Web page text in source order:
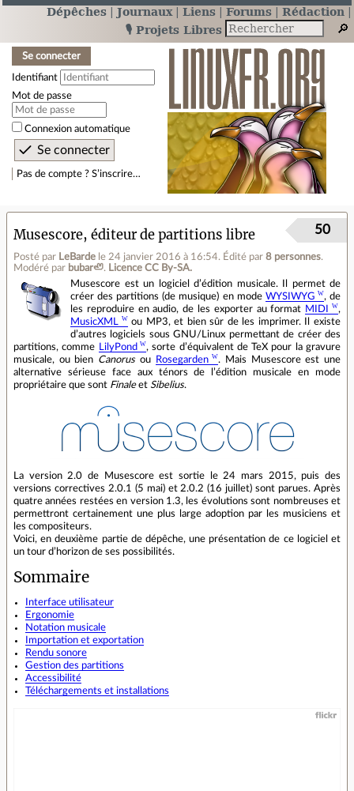
Dépêches Journaux Liens Forums
Rédaction
🎙️ Projets Libres
Se connecter
Identifiant
Mot de passe
Connexion automatique
Pas de compte ? S’inscrire…
Musescore, éditeur de partitions libre
Posté par LeBarde le 24 janvier 2016 à 16:54. Édité par 8 personnes.
Modéré par bubar🦥. Licence CC By‑SA.
50
Musescore est un logiciel d’édition musicale. Il permet de
créer des partitions (de musique) en mode WYSIWYG
, de
les reproduire en audio, de les exporter au format MIDI
,
MusicXML
ou MP3, et bien sûr de les imprimer. Il existe
d’autres logiciels sous GNU/Linux permettant de créer des
partitions, comme
LilyPond
, sorte d’équivalent de TeX pour la gravure
musicale, ou bien Canorusou Rosegarden
. Mais Musescore est une
alternative sérieuse face aux ténors de l’édition musicale en mode
propriétaire que sont Finaleet Sibelius.
La version 2.0 de Musescore est sortie le 24 mars 2015, puis des
versions correctives 2.0.1 (5 mai) et 2.0.2 (16 juillet) sont parues. Après
quatre années restées en version 1.3, les évolutions sont nombreuses et
permettront certainement une plus large adoption par les musiciens et
les compositeurs.
Voici, en deuxième partie de dépêche, une présentation de ce logiciel et
un tour d’horizon de ses possibilités.
Sommaire
Interface utilisateur
Ergonomie
Notation musicale
Importation et exportation
Rendu sonore
Gestion des partitions
Accessibilité
Téléchargements et installations